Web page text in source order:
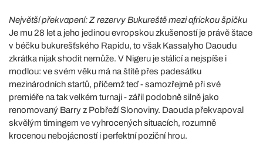
Největší překvapení: Z rezervy Bukureště mezi africkou špičku
Je mu 28 let a jeho jedinou evropskou zkušeností je právě štace
v béčku bukurešťského Rapidu, to však Kassalyho Daoudu
zkrátka nijak shodit nemůže. V Nigeru je stálicí a nejspíše i
modlou: ve svém věku má na štítě přes padesátku
mezinárodních startů, přičemž teď - samozřejmě při své
premiéře na tak velkém turnaji - zářil podobně silně jako
renomovaný Barry z Pobřeží Slonoviny. Daouda překvapoval
skvělým timingem ve vyhrocených situacích, rozumně
krocenou nebojácností i perfektní poziční hrou.